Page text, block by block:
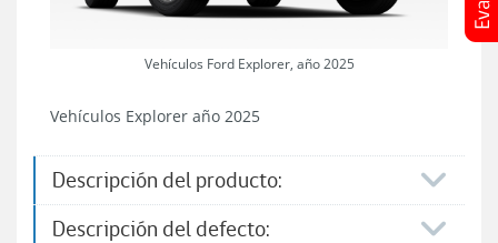
Vehículos Ford Explorer, año 2025
Vehículos Explorer año 2025
Descripción del producto:
Descripción del defecto: